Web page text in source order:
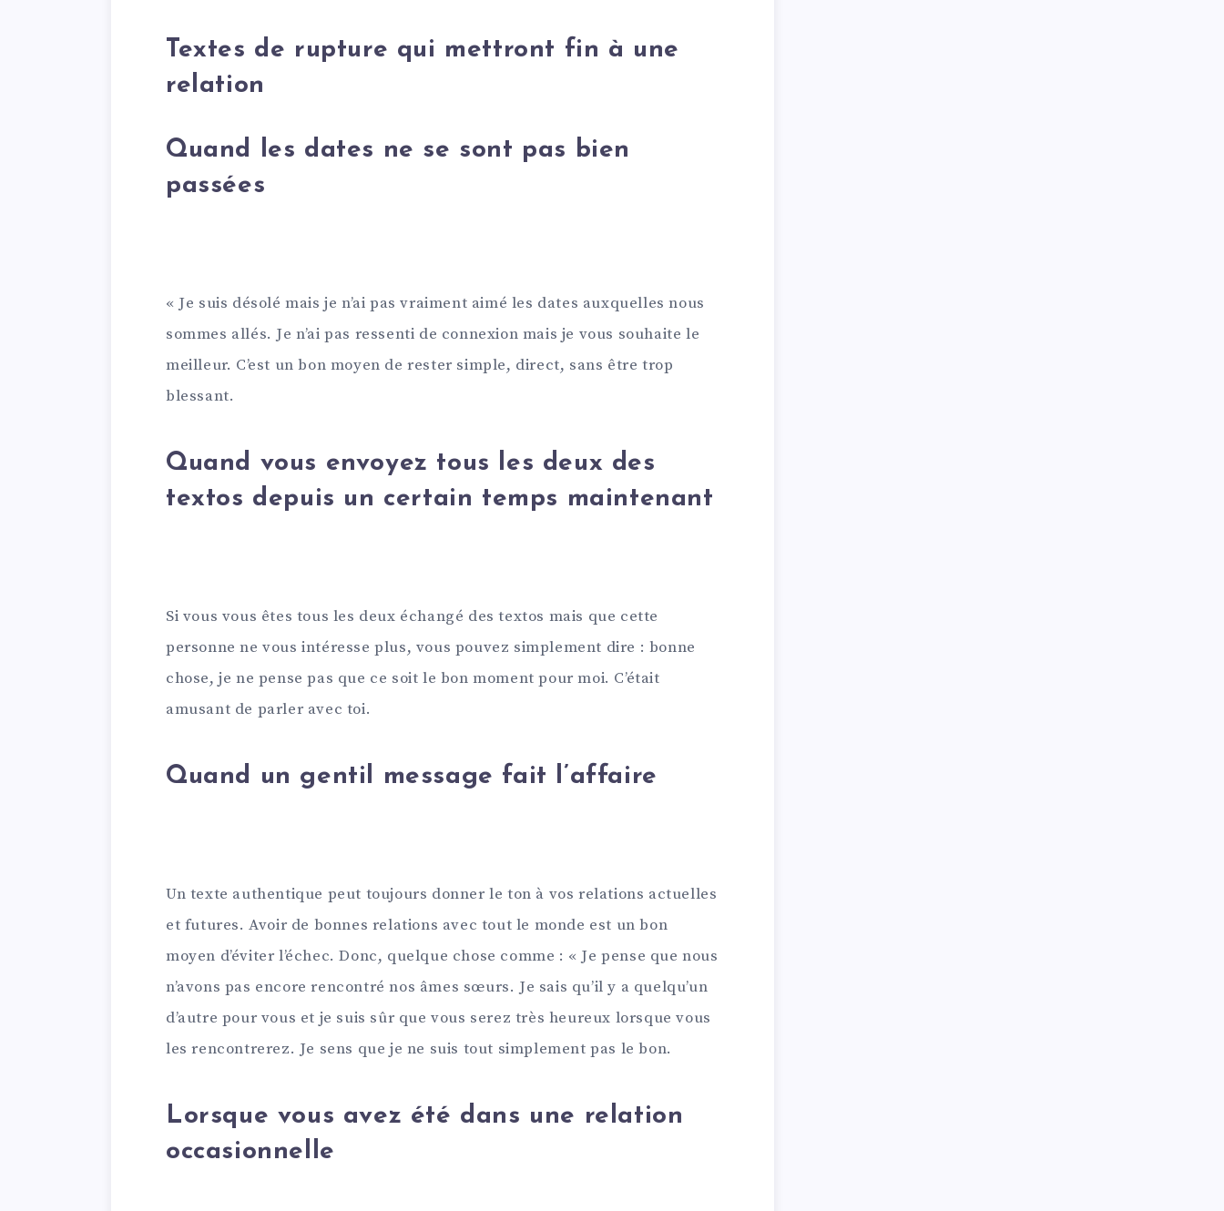
Textes de rupture qui mettront fin à une
relation
Quand les dates ne se sont pas bien
passées
« Je suis désolé mais je n’ai pas vraiment aimé les dates auxquelles nous
sommes allés. Je n’ai pas ressenti de connexion mais je vous souhaite le
meilleur. C’est un bon moyen de rester simple, direct, sans être trop
blessant.
Quand vous envoyez tous les deux des
textos depuis un certain temps maintenant
Si vous vous êtes tous les deux échangé des textos mais que cette
personne ne vous intéresse plus, vous pouvez simplement dire : bonne
chose, je ne pense pas que ce soit le bon moment pour moi. C’était
amusant de parler avec toi.
Quand un gentil message fait l’affaire
Un texte authentique peut toujours donner le ton à vos relations actuelles
et futures. Avoir de bonnes relations avec tout le monde est un bon
moyen d’éviter l’échec. Donc, quelque chose comme : « Je pense que nous
n’avons pas encore rencontré nos âmes sœurs. Je sais qu’il y a quelqu’un
d’autre pour vous et je suis sûr que vous serez très heureux lorsque vous
les rencontrerez. Je sens que je ne suis tout simplement pas le bon.
Lorsque vous avez été dans une relation
occasionnelle